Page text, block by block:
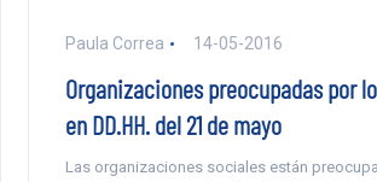
Paula Correa 14-05-2016
Organizaciones preocupadas por
en DD.HH. del 21 de mayo
Las organizaciones sociales están